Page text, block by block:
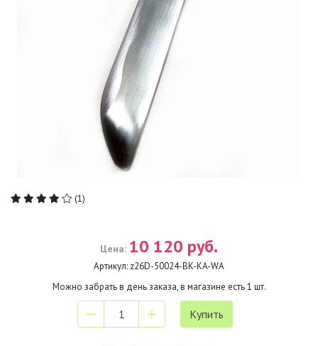
(1)
Цена: 10 120 руб.
Артикул: z26D-50024-BK-KA-WA
Можно забрать в день заказа, в магазине есть1 шт.